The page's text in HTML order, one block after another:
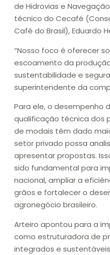
de Hidrovias e
técnico do Cecafé
Café do Brasil), Eduardo
“Nosso foco é oferecer
escoamento da
sustentabilidade e
superintendente da
Para ele, o desempenho
qualificação técnica dos
de modais têm dado
setor privado possa
apresentar propostas.
sido fundamental para
nacional, ampliar a
grãos e fortalecer o
agronegócio brasileiro.
Arteiro apontou para a
como estruturadora de
integrados e